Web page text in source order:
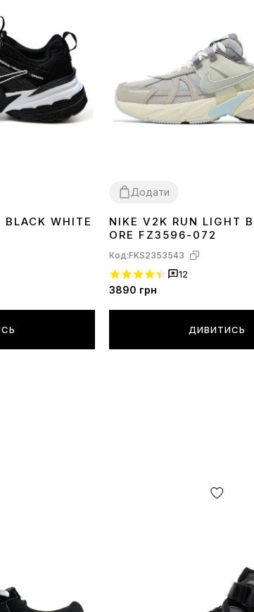
BLACK WHITE
Додати
3738 3940 41
NIKE V2K RUN LIGHT
ORE FZ3596-072
Код:FKS2353543
12
3890 грн
ДИВИТИСЬ